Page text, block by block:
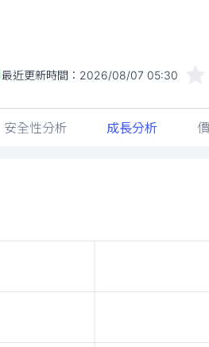
最近更新時間： 2026/08/07 05:30
安全性分析 成長分析